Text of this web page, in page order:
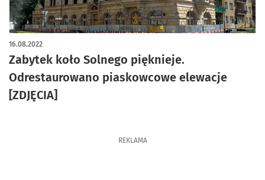
Zabytek koło Solnego pięknieje.
Odrestaurowano piaskowcowe elewacje
[ZDJĘCIA]
16.08.2022
artykuł z galerią zdjęć
REKLAMA